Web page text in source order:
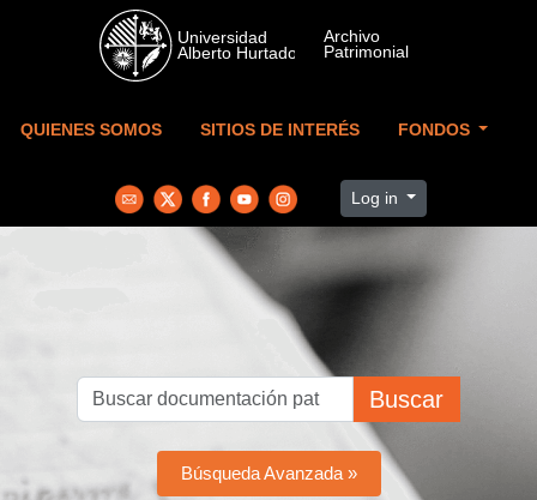
Skip to main content
QUIENES SOMOS SITIOS DE INTERÉS FONDOS
Log in
Buscar
Búsqueda Avanzada »